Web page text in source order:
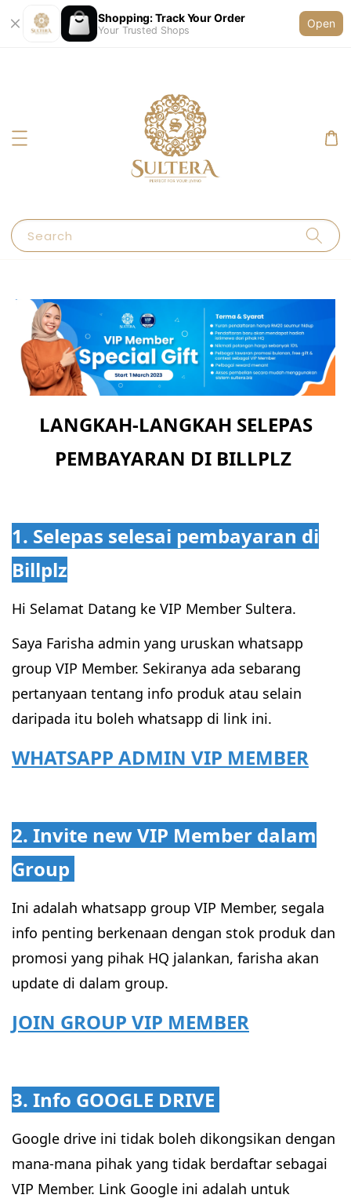
Shopping: Track Your Order
Your Trusted Shops
Open
Search
LANGKAH-LANGKAH SELEPAS
PEMBAYARAN DI BILLPLZ
1. Selepas selesai pembayaran di
Billplz
Hi Selamat Datang ke VIP Member Sultera.
Saya Farisha admin yang uruskan whatsapp
group VIP Member. Sekiranya ada sebarang
pertanyaan tentang info produk atau selain
daripada itu boleh whatsapp di link ini.
WHATSAPP ADMIN VIP MEMBER
2. Invite new VIP Member dalam
Group
Ini adalah whatsapp group VIP Member, segala
info penting berkenaan dengan stok produk dan
promosi yang pihak HQ jalankan, farisha akan
update di dalam group.
JOIN GROUP VIP MEMBER
3. Info GOOGLE DRIVE
Google drive ini tidak boleh dikongsikan dengan
mana-mana pihak yang tidak berdaftar sebagai
VIP Member. Link Google ini adalah untuk